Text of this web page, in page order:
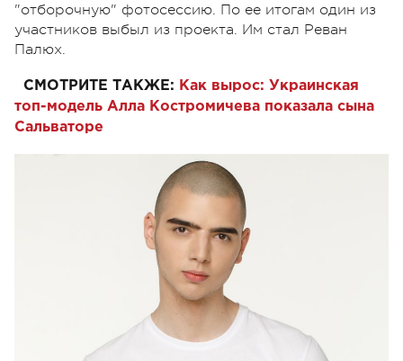
"отборочную" фотосессию. По ее итогам один из
участников выбыл из проекта. Им стал Реван
Палюх.
СМОТРИТЕ ТАКЖЕ: Как вырос: Украинская
топ-модель Алла Костромичева показала сына
Сальваторе